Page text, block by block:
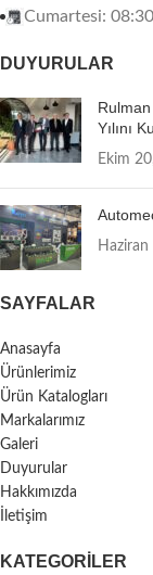
Cumartesi:
DUYURULAR
Yılını
Ekim
SAYFALAR
Anasayfa
Ürünlerimiz
Ürün Katalogları
Markalarımız
Galeri
Duyurular
Hakkımızda
İletişim
KATEGORILER